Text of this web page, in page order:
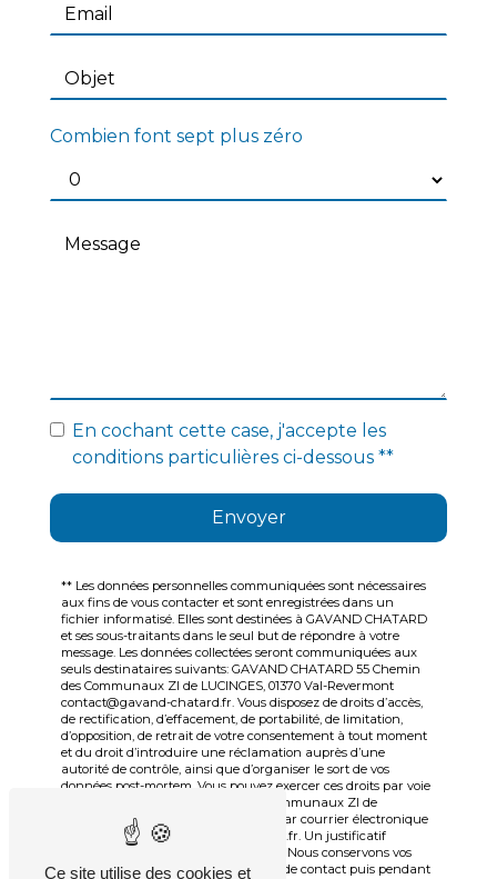
Combien font sept plus zéro
En cochant cette case, j'accepte les
conditions particulières ci-dessous **
Envoyer
** Les données personnelles communiquées sont nécessaires
aux fins de vous contacter et sont enregistrées dans un
fichier informatisé. Elles sont destinées à GAVAND CHATARD
et ses sous-traitants dans le seul but de répondre à votre
message. Les données collectées seront communiquées aux
seuls destinataires suivants: GAVAND CHATARD 55 Chemin
des Communaux ZI de LUCINGES, 01370 Val-Revermont
contact@gavand-chatard.fr. Vous disposez de droits d’accès,
de rectification, d’effacement, de portabilité, de limitation,
d’opposition, de retrait de votre consentement à tout moment
et du droit d’introduire une réclamation auprès d’une
autorité de contrôle, ainsi que d’organiser le sort de vos
données post-mortem. Vous pouvez exercer ces droits par voie
postale à l'adresse 55 Chemin des Communaux ZI de
LUCINGES, 01370 Val-Revermont ou par courrier électronique
à l'adresse contact@gavand-chatard.fr. Un justificatif
d'identité pourra vous être demandé. Nous conservons vos
données pendant la période de prise de contact puis pendant
Ce site utilise des cookies et